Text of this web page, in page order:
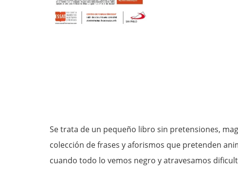
Se trata de un pequeño libro sin pretensiones,
colección de frases y aforismos que pretenden
cuando todo lo vemos negro y atravesamos